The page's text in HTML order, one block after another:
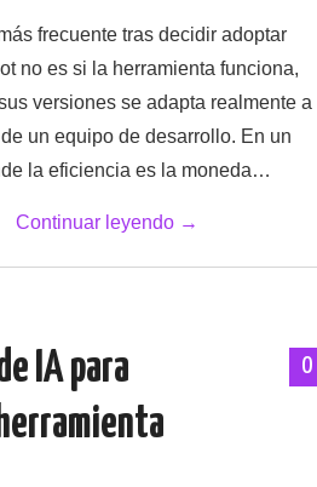
frecuente tras decidir adoptar
no es si la herramienta funciona,
versiones se adapta realmente a
un equipo de desarrollo. En un
la eficiencia es la moneda…
Continuar leyendo →
0
IA para